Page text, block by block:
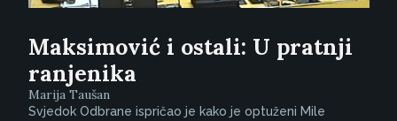
Maksimović i ostali: U pratnji
ranjenika
Marija Taušan
Svjedok Odbrane ispričao je kako je optuženi Mile